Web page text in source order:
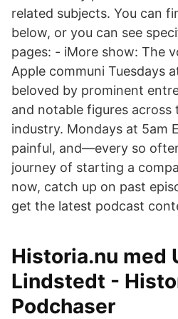
related subjects. You can
below, or you can see
pages: - iMore show: The
Apple communi Tuesdays
beloved by prominent
and notable figures across
industry. Mondays at 5am
painful, and—every so
journey of starting a
now, catch up on past
get the latest podcast
Historia.nu med
Lindstedt -
Podchaser